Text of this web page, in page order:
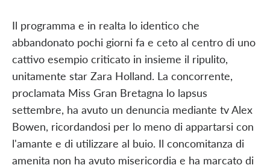
Il programma e in realta lo identico che
abbandonato pochi giorni fa e ceto al centro di uno
cattivo esempio criticato in insieme il ripulito,
unitamente star Zara Holland. La concorrente,
proclamata Miss Gran Bretagna lo lapsus
settembre, ha avuto un denuncia mediante tv Alex
Bowen, ricordandosi per lo meno di appartarsi con
l'amante e di utilizzare al buio. Il concomitanza di
amenita non ha avuto misericordia e ha marcato di